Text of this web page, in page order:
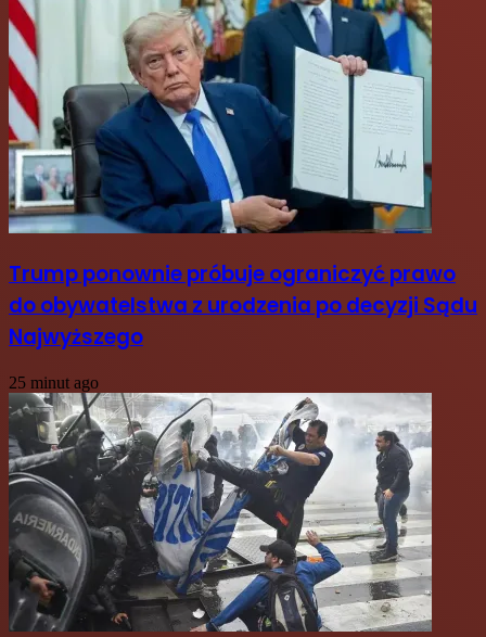
Trump ponownie próbuje ograniczyć prawo
do obywatelstwa z urodzenia po decyzji Sądu
Najwyższego
25 minut ago